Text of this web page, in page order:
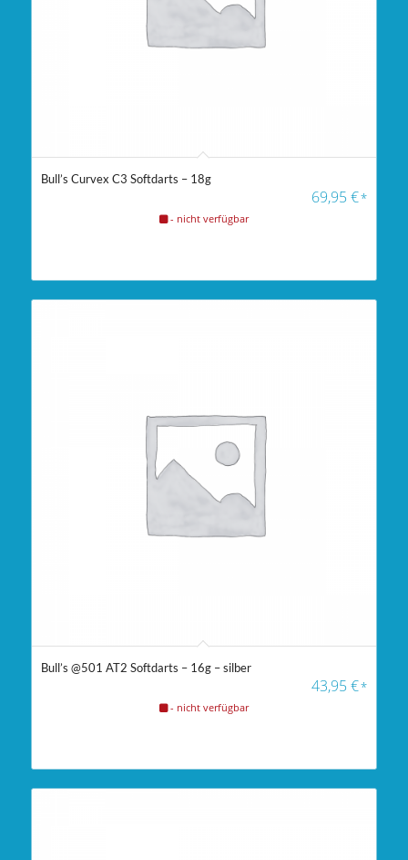
Bull’s Curvex C3 Softdarts – 18g
69,95€*
- nicht verfügbar
Bull’s @501 AT2 Softdarts – 16g – silber
43,95€*
- nicht verfügbar